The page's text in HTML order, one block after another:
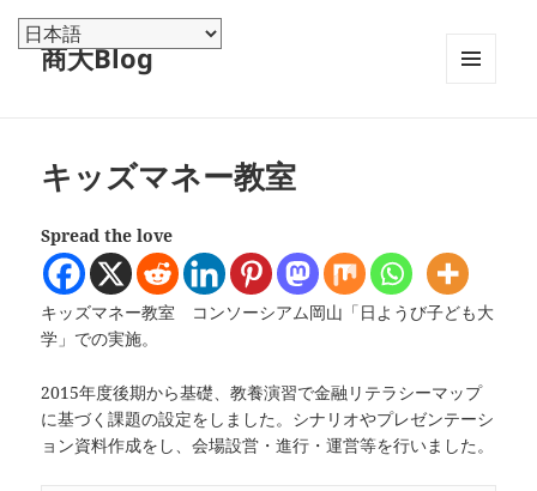
商大Blog
キッズマネー教室
Spread the love
キッズマネー教室 コンソーシアム岡山「日ようび子ども大
学」での実施。
2015年度後期から基礎、教養演習で金融リテラシーマップ
に基づく課題の設定をしました。シナリオやプレゼンテーシ
ョン資料作成をし、会場設営・進行・運営等を行いました。